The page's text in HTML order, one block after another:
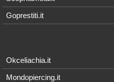
Goprestiti.it
Okceliachia.it
Mondopiercing.it